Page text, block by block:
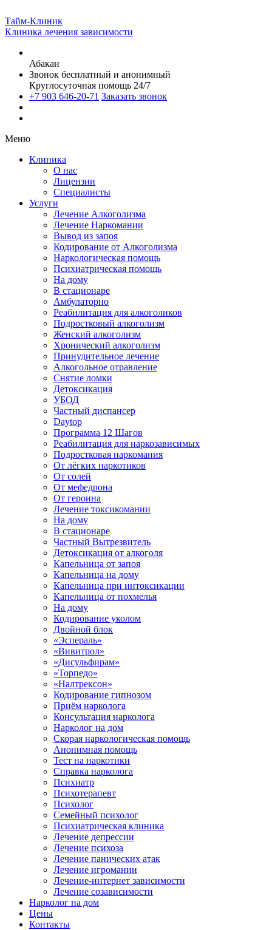
Тайм-Клиник
Клиника лечения зависимости
Абакан
Звонок бесплатный и анонимный
Круглосуточная помощь 24/7
+7 903 646-20-71 Заказать звонок
Меню
Клиника
О нас
Лицензии
Специалисты
Услуги
Лечение Алкоголизма
Лечение Наркомании
Вывод из запоя
Кодирование от Алкоголизма
Наркологическая помощь
Психиатрическая помощь
На дому
В стационаре
Амбулаторно
Реабилитация для алкоголиков
Подростковый алкоголизм
Женский алкоголизм
Хронический алкоголизм
Принудительное лечение
Алкогольное отравление
Снятие ломки
Детоксикация
УБОД
Частный диспансер
Daytop
Программа 12 Шагов
Реабилитация для наркозависимых
Подростковая наркомания
От лёгких наркотиков
От солей
От мефедрона
От героина
Лечение токсикомании
На дому
В стационаре
Частный Вытрезвитель
Детоксикация от алкоголя
Капельница от запоя
Капельница на дому
Капельница при интоксикации
Капельница от похмелья
На дому
Кодирование уколом
Двойной блок
«Эспераль»
«Вивитрол»
«Дисульфирам»
«Торпедо»
«Налтрексон»
Кодирование гипнозом
Приём нарколога
Консультация нарколога
Нарколог на дом
Скорая наркологическая помощь
Анонимная помощь
Тест на наркотики
Справка нарколога
Психиатр
Психотерапевт
Психолог
Семейный психолог
Психиатрическая клиника
Лечение депрессии
Лечение психоза
Лечение панических атак
Лечение игромании
Лечение-интернет зависимости
Лечение созависимости
Нарколог на дом
Цены
Контакты